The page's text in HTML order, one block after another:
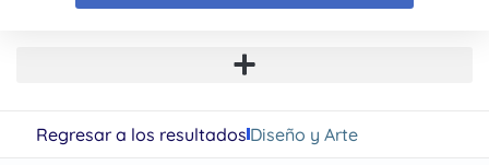
Regresar a los resultadosDiseño y Arte